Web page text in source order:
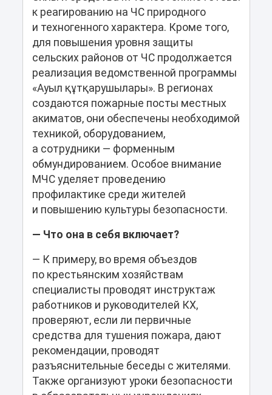
к реагированию на ЧС природного
и техногенного характера. Кроме того,
для повышения уровня защиты
сельских районов от ЧС продолжается
реализация ведомственной программы
«Ауыл құтқарушылары». В регионах
создаются пожарные посты местных
акиматов, они обеспечены необходимой
техникой, оборудованием,
а сотрудники — форменным
обмундированием. Особое внимание
МЧС уделяет проведению
профилактике среди жителей
и повышению культуры безопасности.
— Что она в себя включает?
— К примеру, во время объездов
по крестьянским хозяйствам
специалисты проводят инструктаж
работников и руководителей КХ,
проверяют, если ли первичные
средства для тушения пожара, дают
рекомендации, проводят
разъяснительные беседы с жителями.
Также организуют уроки безопасности